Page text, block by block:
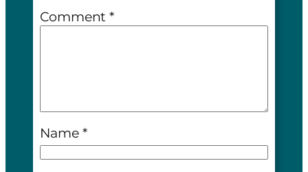
Comment*
Name *